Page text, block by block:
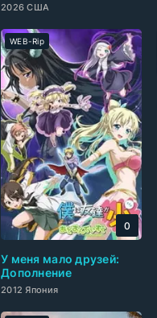
2026 США
У меня мало друзей:
Дополнение
2012 Япония
WEB-Rip
0